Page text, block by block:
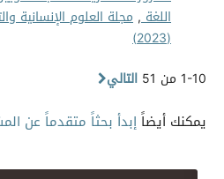
اللغة,
(2023)
1-10 من 51
التالي
يمكنك أيضاًإبدأ بحثاً متقدماً عن